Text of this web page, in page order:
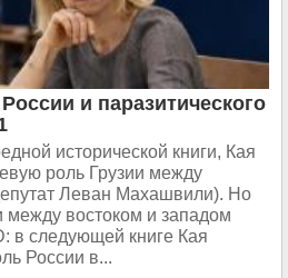
и паразитического
исторической книги, Кая
роль Грузии между
Леван Махашвили). Но
между востоком и западом
в следующей книге Кая
России в...